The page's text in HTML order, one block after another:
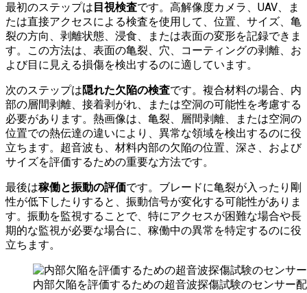
最初のステップは目視検査です。高解像度カメラ、UAV、ま
たは直接アクセスによる検査を使用して、位置、サイズ、亀
裂の方向、剥離状態、浸食、または表面の変形を記録できま
す。この方法は、表面の亀裂、穴、コーティングの剥離、お
よび目に見える損傷を検出するのに適しています。
次のステップは隠れた欠陥の検査です。複合材料の場合、内
部の層間剥離、接着剥がれ、または空洞の可能性を考慮する
必要があります。熱画像は、亀裂、層間剥離、または空洞の
位置での熱伝達の違いにより、異常な領域を検出するのに役
立ちます。超音波も、材料内部の欠陥の位置、深さ、および
サイズを評価するための重要な方法です。
最後は稼働と振動の評価です。ブレードに亀裂が入ったり剛
性が低下したりすると、振動信号が変化する可能性がありま
す。振動を監視することで、特にアクセスが困難な場合や長
期的な監視が必要な場合に、稼働中の異常を特定するのに役
立ちます。
内部欠陥を評価するための超音波探傷試験のセンサー